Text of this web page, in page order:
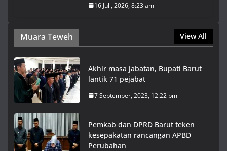
16 Juli, 2026, 8:23 am
Muara Teweh View All
Akhir masa jabatan, Bupati Barut
lantik 71 pejabat
7 September, 2023, 12:22 pm
Pemkab dan DPRD Barut teken
kesepakatan rancangan APBD
Perubahan